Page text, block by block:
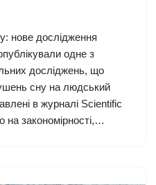
нове дослідження
одне з
досліджень, що
сну на людський
в журналі Scientific
на закономірності,…